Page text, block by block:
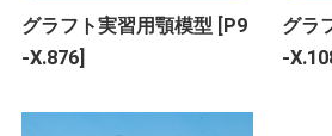
グラフト実習用顎模型 [P9
-X.876]
グラ
-